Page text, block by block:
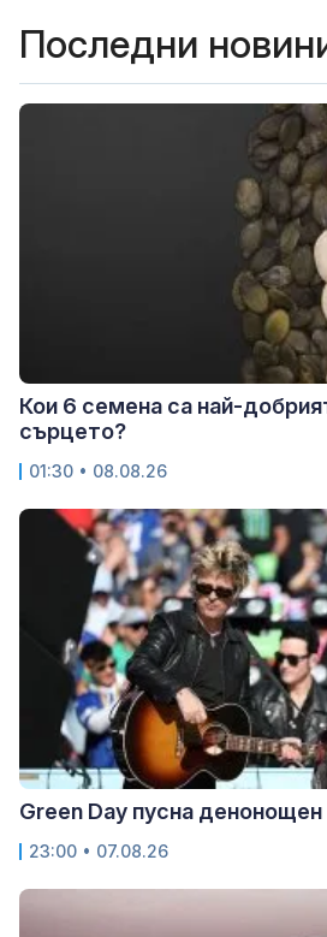
Последни
Кои 6 семена са най-
сърцето?
01:30 • 08.08.26
Green Day пусна денонощен
23:00 • 07.08.26